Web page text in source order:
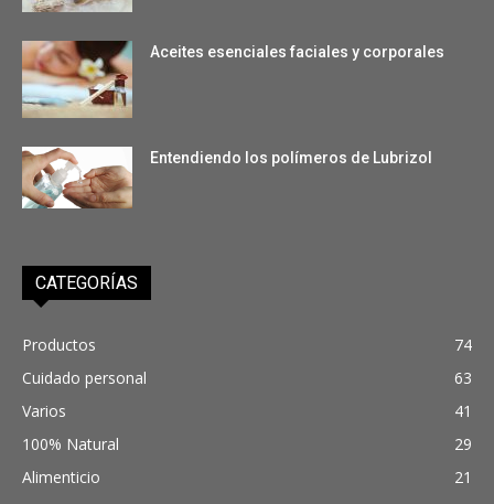
Aceites esenciales faciales y corporales
Entendiendo los polímeros de Lubrizol
CATEGORÍAS
Productos
74
Cuidado personal
63
Varios
41
100% Natural
29
Alimenticio
21